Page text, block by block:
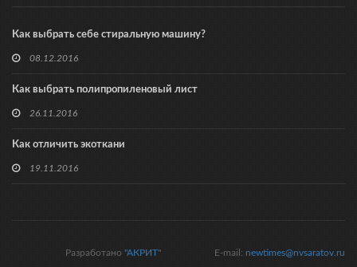
Как выбрать себе стиральную машину?
08.12.2016
Как выбрать полипропиленовый лист
26.11.2016
Как отличить экоткани
19.11.2016
E-mail: newtimes@nvsaratov.ru
Разработано "АКРИТ"